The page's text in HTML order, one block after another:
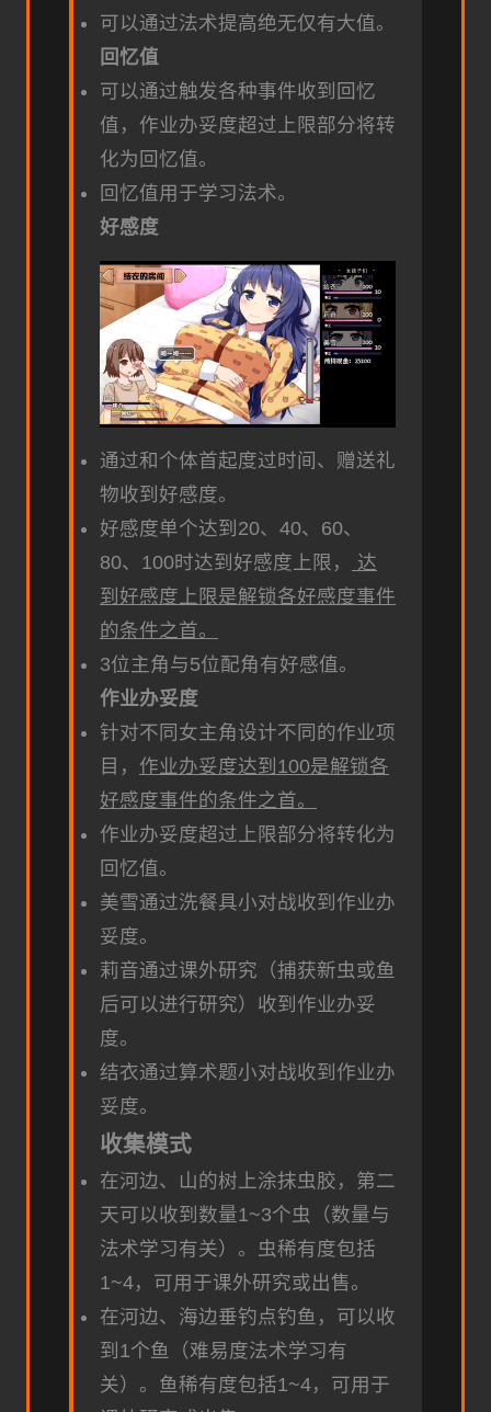
可以通过法术提高绝无仅有大值。
回忆值
可以通过触发各种事件收到回忆
值，作业办妥度超过上限部分将转
化为回忆值。
回忆值用于学习法术。
好感度
通过和个体首起度过时间、赠送礼
物收到好感度。
好感度单个达到20、40、60、
80、100时达到好感度上限，
达
到好感度上限是解锁各好感度事件
的条件之首。
3位主角与5位配角有好感值。
作业办妥度
针对不同女主角设计不同的作业项
目， 作业办妥度达到100是解锁各
好感度事件的条件之首。
作业办妥度超过上限部分将转化为
回忆值。
美雪通过洗餐具小对战收到作业办
妥度。
莉音通过课外研究（捕获新虫或鱼
后可以进行研究）收到作业办妥
度。
结衣通过算术题小对战收到作业办
妥度。
收集模式
在河边、山的树上涂抹虫胶，第二
天可以收到数量1~3个虫（数量与
法术学习有关）。虫稀有度包括
1~4，可用于课外研究或出售。
在河边、海边垂钓点钓鱼，可以收
到1个鱼（难易度法术学习有
关）。鱼稀有度包括1~4，可用于